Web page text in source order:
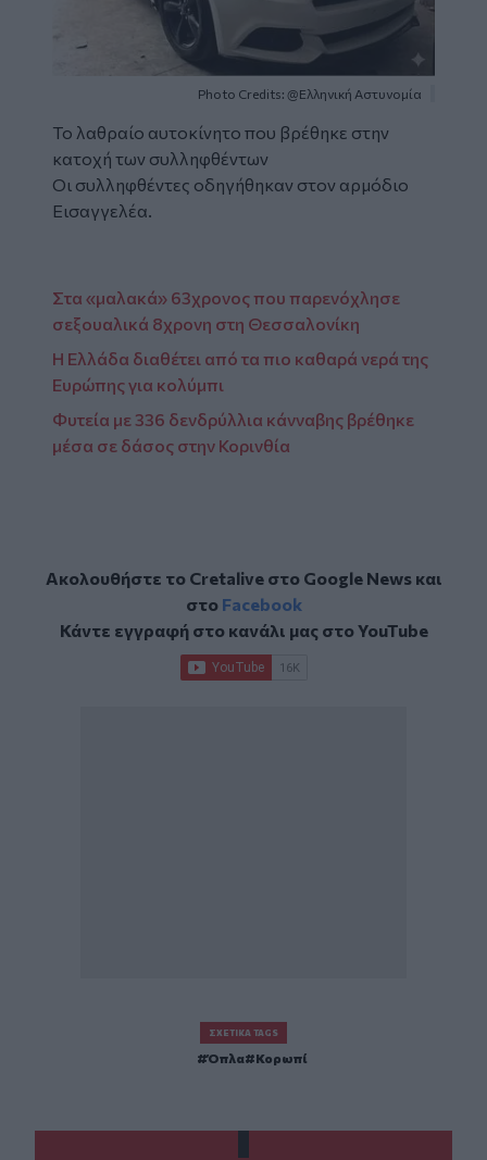
Photo Credits: @Ελληνική Αστυνομία
Το λαθραίο αυτοκίνητο που βρέθηκε στην
κατοχή των συλληφθέντων
Οι συλληφθέντες οδηγήθηκαν στον αρμόδιο
Εισαγγελέα.
Στα «μαλακά» 63χρονος που παρενόχλησε
σεξουαλικά 8χρονη στη Θεσσαλονίκη
Η Ελλάδα διαθέτει από τα πιο καθαρά νερά της
Ευρώπης για κολύμπι
Φυτεία με 336 δενδρύλλια κάνναβης βρέθηκε
μέσα σε δάσος στην Κορινθία
Ακολουθήστε το Cretalive στο Google Newsκαι
στο Facebook
Κάντε εγγραφή στο κανάλι μας στοYouTube
ΣΧΕΤΙΚΆ TAGS
Όπλα Κορωπί